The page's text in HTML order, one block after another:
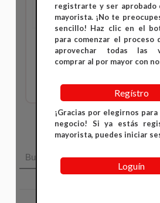
Cunas de Rodillos
Wave
registrarte y ser aprobado
mayorista. ¡No te
sencillo! Haz clic en el
para comenzar el proceso
aprovechar todas las
comprar al por mayor con
Regístro
¡Gracias por elegirnos
negocio! Si ya estás
mayorista, puedes iniciar
Loguín